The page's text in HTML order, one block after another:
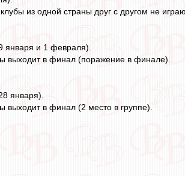
из одной страны друг с другом не
января и 1 февраля).
выходит в финал (поражение в финале).
января).
выходит в финал (2 место в группе).